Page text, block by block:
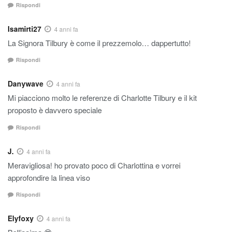
Rispondi
Isamirti27 4 anni fa
La Signora Tilbury è come il prezzemolo… dappertutto!
Rispondi
Danywave 4 anni fa
Mi piacciono molto le referenze di Charlotte Tilbury e il kit
proposto è davvero speciale
Rispondi
J. 4 anni fa
Meravigliosa! ho provato poco di Charlottina e vorrei
approfondire la linea viso
Rispondi
Elyfoxy 4 anni fa